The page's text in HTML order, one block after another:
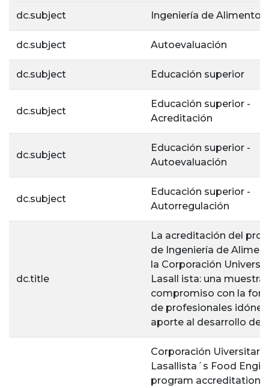
dc.subject Ingeniería de Alimentos
dc.subject Autoevaluación
dc.subject Educación superior
dc.subject
Educación superior -
Acreditación
dc.subject
Educación superior -
Autoevaluación
dc.subject
Educación superior -
Autorregulación
dc.title
La acreditación del
de Ingeniería de
la Corporación
Lasall ista: una muestra
compromiso con la
de profesionales
aporte al desarrollo del
Corporación Uiversitaria
Lasallista´s Food
program accreditation: